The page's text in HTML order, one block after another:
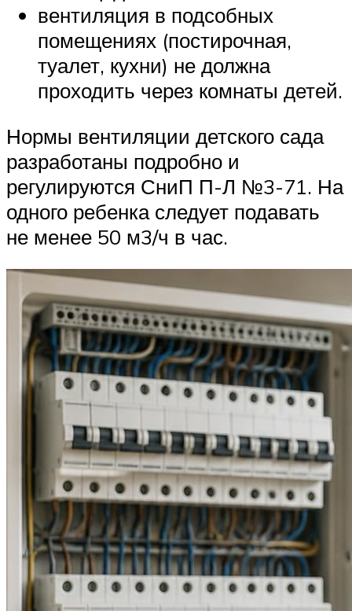
вентиляция в подсобных
помещениях (постирочная,
туалет, кухни) не должна
проходить через комнаты детей.
Нормы вентиляции детского сада
разработаны подробно и
регулируются СниП П-Л №3-71. На
одного ребенка следует подавать
не менее 50 м3/ч в час.